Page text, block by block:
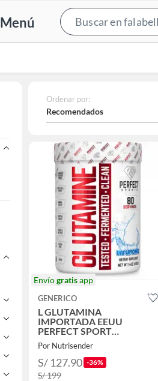
Menú
Ordenar por:
Recomendados
Envíogratisapp
GENERICO
L GLUTAMINA
IMPORTADA EEUU
PERFECT SPORT
400GRAMOS
Por Nutrisender
S/ 127.90 -36%
S/ 199